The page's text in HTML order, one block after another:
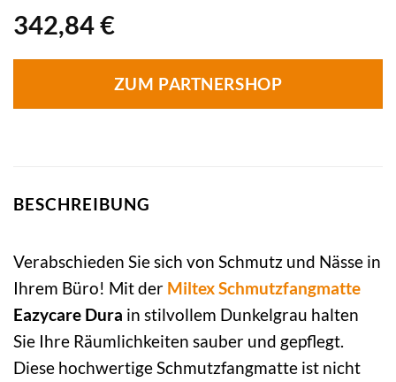
342,84€
ZUM PARTNERSHOP
BESCHREIBUNG
Verabschieden Sie sich von Schmutz und Nässe in
Ihrem Büro! Mit der MiltexSchmutzfangmatte
Eazycare Dura in stilvollem Dunkelgrau halten
Sie Ihre Räumlichkeiten sauber und gepflegt.
Diese hochwertige Schmutzfangmatte ist nicht